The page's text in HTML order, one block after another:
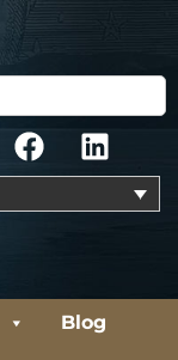
F
a
c
e
o
L
i
n
k
i
n
Blog